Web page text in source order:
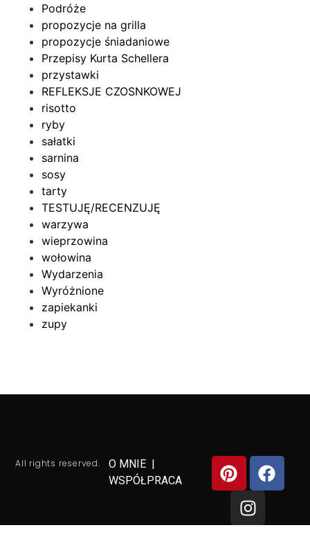
Podróże
propozycje na grilla
propozycje śniadaniowe
Przepisy Kurta Schellera
przystawki
REFLEKSJE CZOSNKOWEJ
risotto
ryby
sałatki
sarnina
sosy
tarty
TESTUJĘ/RECENZUJĘ
warzywa
wieprzowina
wołowina
Wydarzenia
Wyróżnione
zapiekanki
zupy
All rights reserved. O MNIE |
WSPÓŁPRACA